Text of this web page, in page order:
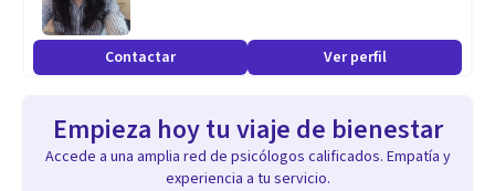
cita.
Contactar Ver perfil
Empieza hoy tu viaje de bienestar
Accede a una amplia red de psicólogos calificados. Empatía y
experiencia a tu servicio.